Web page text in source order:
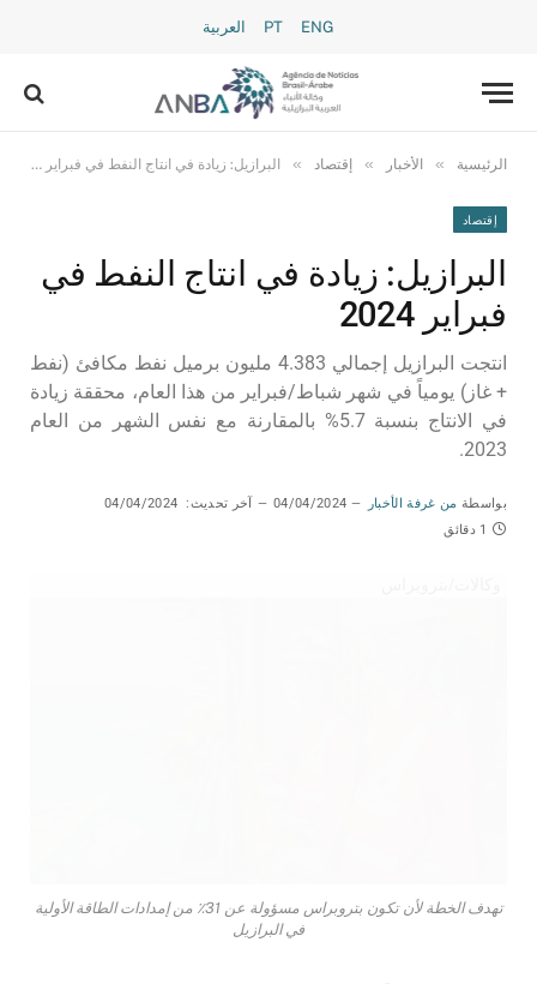
PT ENG العربية
الرئيسية » الأخبار » إقتصاد » البرازيل: زيادة في انتاج النفط في فبراير 2024
إقتصاد
البرازيل: زيادة في انتاج النفط في
فبراير 2024
انتجت البرازيل إجمالي 4.383 مليون برميل نفط مكافئ (نفط
+ غاز) يومياً في شهر شباط/فبراير من هذا العام، محققة زيادة
في الانتاج بنسبة 5.7% بالمقارنة مع نفس الشهر من العام
2023.
بواسطة من غرفة الأخبار 04/04/2024 آخر تحديث: 04/04/2024
1 دقائق
تهدف الخطة لأن تكون بتروبراس مسؤولة عن 31٪ من إمدادات الطاقة الأولية
في البرازيل